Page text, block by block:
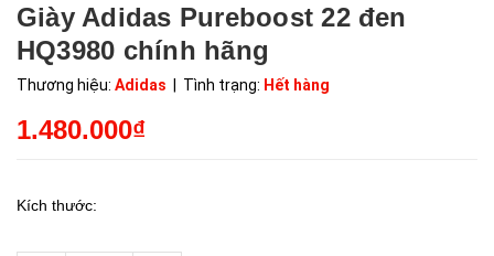
Giày Adidas Pureboost 22 đen
HQ3980 chính hãng
Thương hiệu: Adidas | Tình trạng: Hết hàng
1.480.000₫
Kích thước: